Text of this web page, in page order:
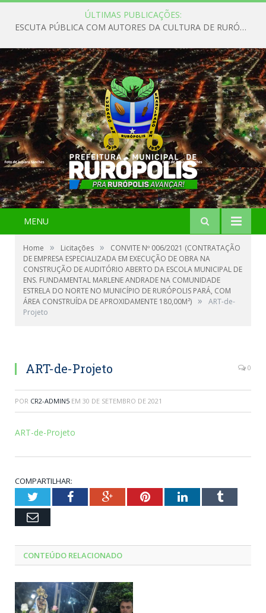
ÚLTIMAS PUBLICAÇÕES:
ESCUTA PÚBLICA COM AUTORES DA CULTURA DE RURÓPOLIS
MENU
Home » Licitações »
CONVITE Nº 006/2021 (CONTRATAÇÃO
DE EMPRESA ESPECIALIZADA EM EXECUÇÃO DE OBRA NA
CONSTRUÇÃO DE AUDITÓRIO ABERTO DA ESCOLA MUNICIPAL DE
ENS. FUNDAMENTAL MARLENE ANDRADE NA COMUNIDADE
ESTRELA DO NORTE NO MUNICÍPIO DE RURÓPOLIS PARÁ, COM
ÁREA CONSTRUÍDA DE APROXIDAMENTE 180,00M²) »
ART-de-
Projeto
ART-de-Projeto 0
POR CR2-ADMIN5 EM 30 DE SETEMBRO DE 2021
ART-de-Projeto
COMPARTILHAR:
TwitterFacebookGoogle+PinterestLinkedInTumblr
Email
CONTEÚDO RELACIONADO